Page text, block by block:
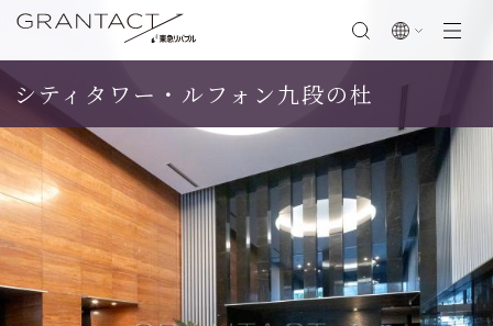
シティタワー・ルフォン九段の杜